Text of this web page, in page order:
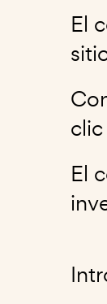
El
El